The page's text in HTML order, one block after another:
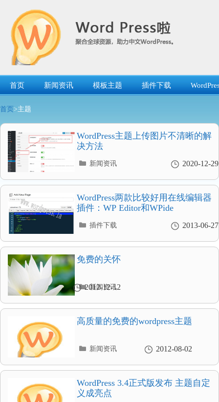
首页 新闻资讯 模板主题 插件下载
首页 >主题
WordPress主题上传图片不清晰的解
决方法
2020-12-29
分
录
新闻资讯
WordPress两款比较好用在线编辑器
插件：WP Editor和WPide
2013-06-27
分
录
插件下载
免费的关怀
2012-12-12
分
录
新闻资讯
高质量的免费的wordpress主题
2012-08-02
分
录
新闻资讯
WordPress 3.4正式版发布 主题自定
义成亮点